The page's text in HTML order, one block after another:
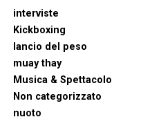
interviste
Kickboxing
lancio del peso
muay thay
Musica & Spettacolo
Non categorizzato
nuoto